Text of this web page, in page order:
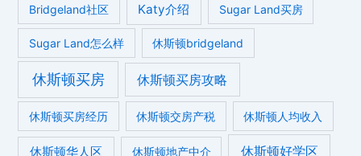
Bridgeland社区 Katy介绍 Sugar Land买房
Sugar Land怎么样 休斯顿bridgeland
休斯顿买房 休斯顿买房攻略
休斯顿买房经历 休斯顿交房产税 休斯顿人均收入
休斯顿华人区 休斯顿地产中介 休斯顿好学区